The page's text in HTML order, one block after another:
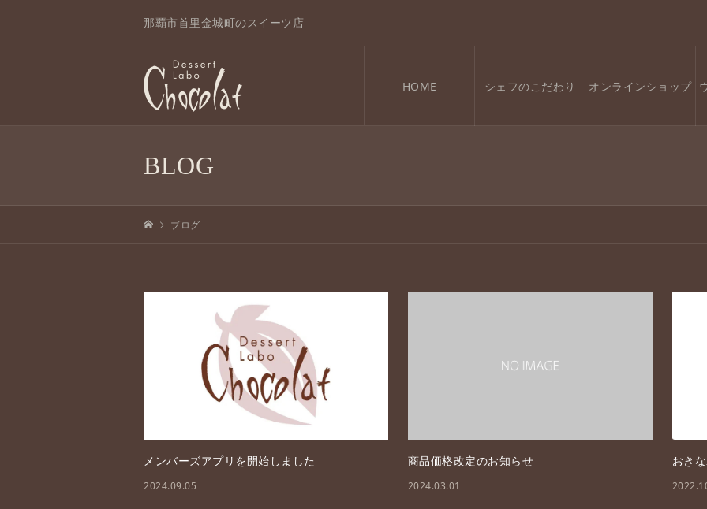
那覇市首里金城町のスイーツ店
HOME シェフのこだわり オンラインショップ
BLOG
ブログ
メンバーズアプリを開始しました
2024.09.05
商品価格改定のお知らせ
2024.03.01
おき